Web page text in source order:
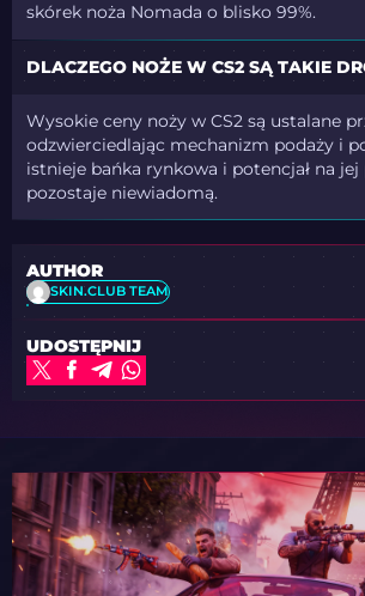
skórek noża Nomada o blisko 99%.
DLACZEGO NOŻE W CS2 SĄ TAKIE
Wysokie ceny noży w CS2 są ustalane
odzwierciedlając mechanizm podaży i
istnieje bańka rynkowa i potencjał na jej
pozostaje niewiadomą.
AUTHOR
SKIN.CLUB TEAM
UDOSTĘPNIJ